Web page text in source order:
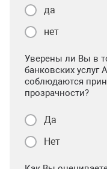
да
нет
Уверены ли Вы в
банковских услуг
соблюдаются
прозрачности?
Да
Нет